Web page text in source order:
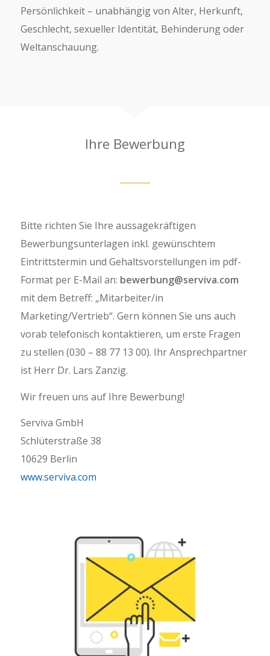
Persönlichkeit – unabhängig von Alter, Herkunft,
Ge­schlecht, sexueller Identität, Behinderung oder
Weltanschauung.
Ihre Bewerbung
Bitte richten Sie Ihre aussagekräftigen
Bewerbungsunterlagen inkl. gewünschtem
Eintrittstermin und Gehaltsvorstellungen im pdf-
Format per E-Mail an: bewerbung@serviva.com
mit dem Betreff: „Mitarbeiter/in
Marketing/Vertrieb“. Gern können Sie uns auch
vorab telefonisch kontaktieren, um erste Fragen
zu stellen (030 – 88 77 13 00). Ihr Ansprechpartner
ist Herr Dr. Lars Zanzig.
Wir freuen uns auf Ihre Bewerbung!
Serviva GmbH
Schlüterstraße 38
10629 Berlin
www.serviva.com